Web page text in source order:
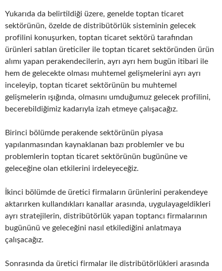
Yukarıda da belirtildiği üzere, genelde toptan ticaret
sektörünün, özelde de distribütörlük sisteminin gelecek
profilini konuşurken, toptan ticaret sektörü tarafından
ürünleri satılan üreticiler ile toptan ticaret sektöründen ürün
alımı yapan perakendecilerin, ayrı ayrı hem bugün itibari ile
hem de gelecekte olması muhtemel gelişmelerini ayrı ayrı
inceleyip, toptan ticaret sektörünün bu muhtemel
gelişmelerin ışığında, olmasını umduğumuz gelecek profilini,
becerebildiğimiz kadarıyla izah etmeye çalışacağız.
Birinci bölümde perakende sektörünün piyasa
yapılanmasından kaynaklanan bazı problemler ve bu
problemlerin toptan ticaret sektörünün bugününe ve
geleceğine olan etkilerini irdeleyeceğiz.
İkinci bölümde de üretici firmaların ürünlerini perakendeye
aktarırken kullandıkları kanallar arasında, uygulayageldikleri
ayrı stratejilerin, distribütörlük yapan toptancı firmalarının
bugününü ve geleceğini nasıl etkilediğini anlatmaya
çalışacağız.
Sonrasında da üretici firmalar ile distribütörlükleri arasında